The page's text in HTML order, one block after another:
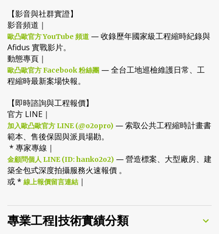
【影音與社群實證】
影音頻道｜
歐凸歐官方 YouTube 頻道 — 收錄歷年國家級工程縮時紀錄與
Afidus 實戰影片。
動態專頁｜
歐凸歐官方 Facebook 粉絲團 — 全台工地巡檢維護日常、工
程縮時最新案場快報。
【即時諮詢與工程報價】
官方 LINE｜
加入歐凸歐官方 LINE (@o2opro) — 索取公共工程縮時計畫書
範本、售後保固與派員場勘。
* 專家專線｜
金顧問個人 LINE (ID: hanko2o2) — 營造標案、大型廠房、建
築全包式深度拍攝服務火速報價 。
或 * 線上報價留言連結 ｜
專業工程|技術實績分類